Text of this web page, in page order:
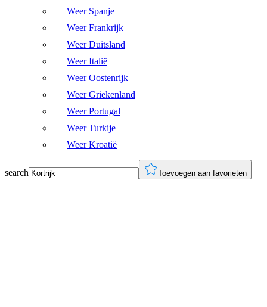
Weer Spanje
Weer Frankrijk
Weer Duitsland
Weer Italië
Weer Oostenrijk
Weer Griekenland
Weer Portugal
Weer Turkije
Weer Kroatië
search Toevoegen aan favorieten